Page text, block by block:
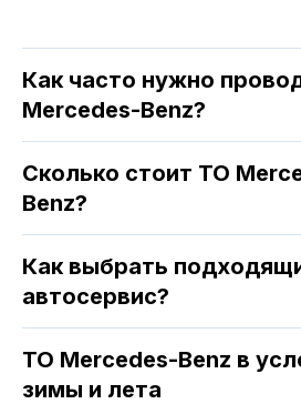
Как часто нужно
Mercedes-Benz?
Сколько стоит ТО
Benz?
Как выбрать
автосервис?
ТО Mercedes-Benz в
зимы и лета